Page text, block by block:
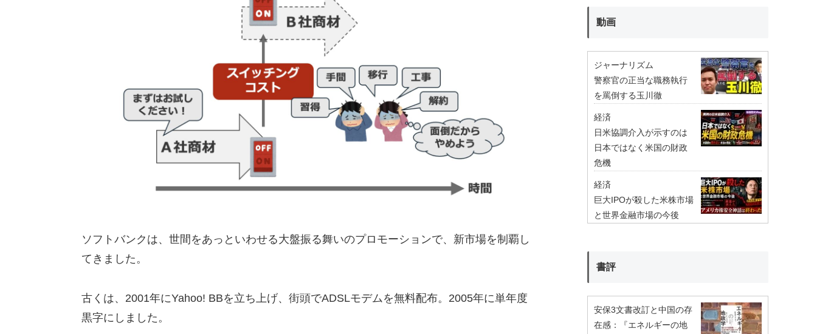
ソフトバンクは、世間をあっといわせる大盤振る舞いのプロモーションで、新市場を制覇し
てきました。
古くは、2001年にYahoo! BBを立ち上げ、街頭でADSLモデムを無料配布。2005年に単年度
黒字にしました。
動画
ジャーナリズム
警察官の正当な職務執行
を罵倒する玉川徹
経済
日米協調介入が示すのは
日本ではなく米国の財政
危機
経済
巨大IPOが殺した米株市場
と世界金融市場の今後
書評
安保3文書改訂と中国の存
在感：『エネルギーの地